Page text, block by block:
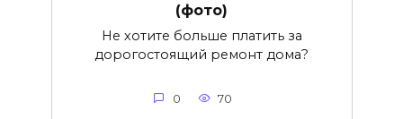
(фото)
Не хотите больше платить за
дорогостоящий ремонт дома?
0 70